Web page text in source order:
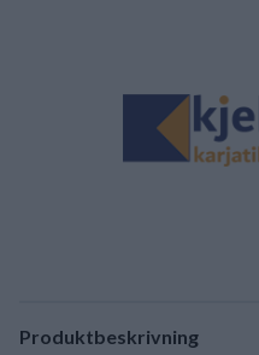
Produktbeskrivning